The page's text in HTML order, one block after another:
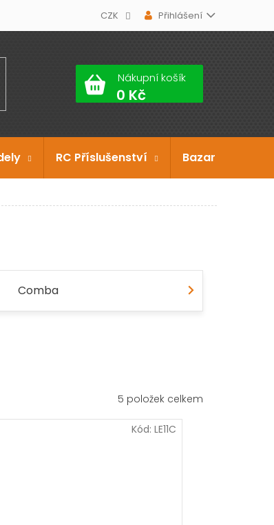
CZK Přihlášení
Nákupní košík
RC Příslušenství Bazar
Comba
5 položek celkem
Kód: LE11C